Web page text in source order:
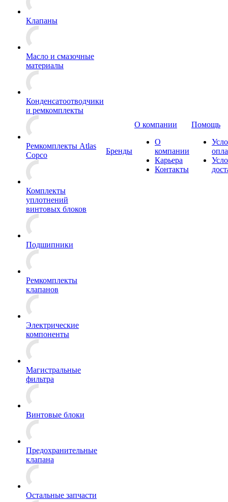
Клапаны
Масло и смазочные
материалы
Конденсатоотводчики
и ремкомплекты
Ремкомплекты Atlas
Copco
Комплекты
уплотнений
винтовых блоков
Подшипники
Ремкомплекты
клапанов
Электрические
компоненты
Магистральные
фильтра
Винтовые блоки
Предохранительные
клапана
Остальные запчасти
Бренды
О компании
О
компании
Карьера
Контакты
Помощь